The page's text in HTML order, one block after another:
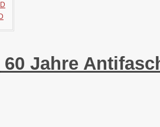
60 Jahre